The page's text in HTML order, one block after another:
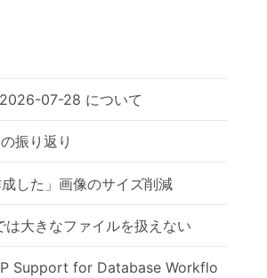
07-28 について
振り返り
成した」画像のサイズ削減
大きなファイルを扱えない
Support for Database Workflo